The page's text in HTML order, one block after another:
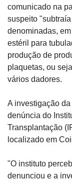
comunicado na
suspeito
denominadas,
estéril para
produção de
plaquetas, ou
vários dadores.
A investigação
denúncia do
Transplantação
localizado em
"O instituto
denunciou e a